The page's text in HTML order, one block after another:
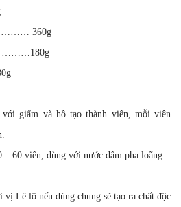
……… 360g
………180g
giấm và hồ tạo thành viên, mỗi viên
– 60 viên, dùng với nước dấm pha loãng
vị Lê lô nếu dùng chung sẽ tạo ra chất độc